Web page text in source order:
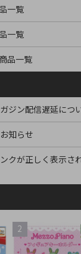
一覧
一覧
品一覧
ジン配信遅延につ
知らせ
ンクが正しく表示
2